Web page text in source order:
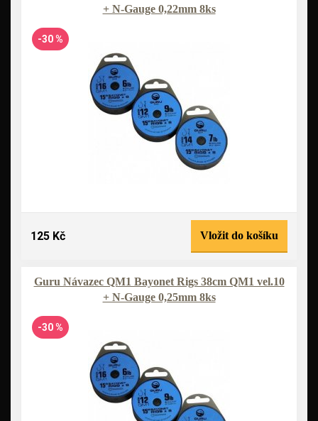
+ N-Gauge 0,22mm 8ks
-30 %
125 Kč Vložit do košíku
Guru Návazec QM1 Bayonet Rigs 38cm QM1 vel.10
+ N-Gauge 0,25mm 8ks
-30 %